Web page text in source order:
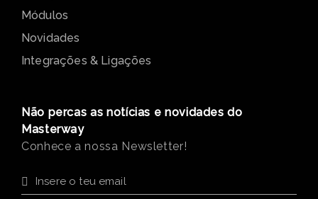
Módulos
Novidades
Integrações & Ligações
Não percas as notícias e novidades do
Masterway
Conhece a nossa Newsletter!